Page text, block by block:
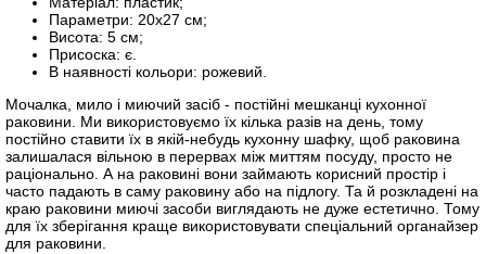
Параметри: 20х27 см;
Висота: 5 см;
Присоска: є.
В наявності кольори: рожевий.
Мочалка, мило і миючий засіб - постійні мешканці кухонної
раковини. Ми використовуємо їх кілька разів на день, тому
постійно ставити їх в якій-небудь кухонну шафку, щоб раковина
залишалася вільною в перервах між миттям посуду, просто не
раціонально. А на раковині вони займають корисний простір і
часто падають в саму раковину або на підлогу. Та й розкладені на
краю раковини миючі засоби виглядають не дуже естетично. Тому
для їх зберігання краще використовувати спеціальний органайзер
для раковини.